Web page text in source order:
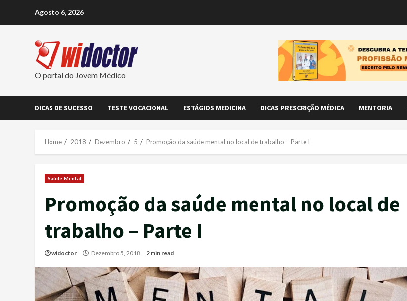
Agosto 6, 2026
O portal do Jovem Médico
DICAS DE SUCESSO TESTE VOCACIONAL ESTÁGIOS MEDICINA DICAS PRESCRIÇÃO MÉDICA MENTORIA
Home 2018 Dezembro 5 Promoção da saúde mental no local de trabalho – Parte I
Saúde Mental
Promoção da saúde mental no local de
trabalho – Parte I
widoctor Dezembro 5, 2018 2 min read